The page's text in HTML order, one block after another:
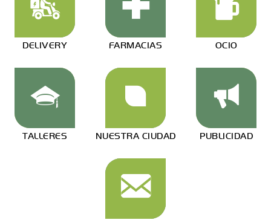
DELIVERY FARMACIAS OCIO
TALLERES NUESTRA CIUDAD PUBLICIDAD